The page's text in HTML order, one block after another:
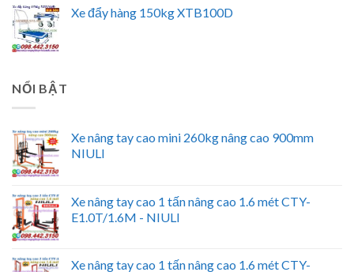
Xe đẩy hàng 150kg XTB100D
NỔI BẬT
Xe nâng tay cao mini 260kg nâng cao 900mm
NIULI
Xe nâng tay cao 1 tấn nâng cao 1.6 mét CTY-
E1.0T/1.6M - NIULI
Xe nâng tay cao 1 tấn nâng cao 1.6 mét CTY-